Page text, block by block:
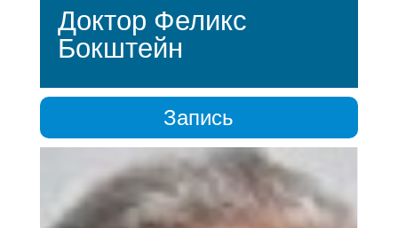
Доктор Феликс
Бокштейн
Запись